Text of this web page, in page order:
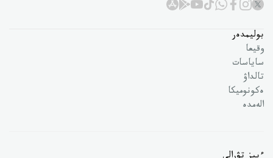
بوليمدەر
وقيعا
ساياسات
تالداۋ
ەكونوميكا
الەمدە